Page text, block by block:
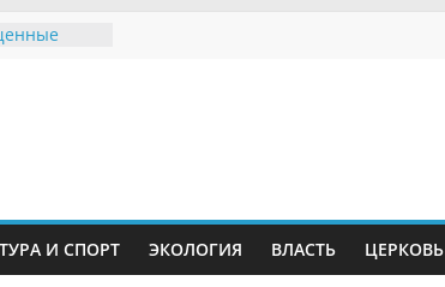
вИ СПОРТ ЭКОЛОГИЯ ВЛАСТЬ ЦЕРКОВЬ